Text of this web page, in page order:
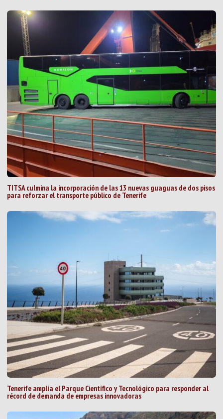
TITSA culmina la incorporación de las 13 nuevas guaguas de dos pisos
para reforzar el transporte público de Tenerife
Tenerife amplía el Parque Científico y Tecnológico para responder al
récord de demanda de empresas innovadoras